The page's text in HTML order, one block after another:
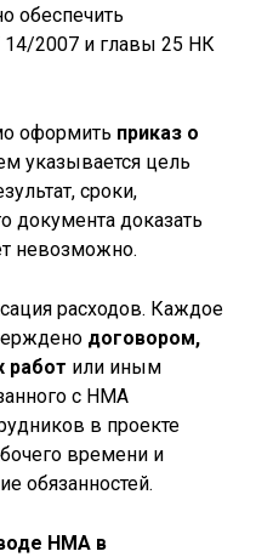
обеспечить
2007 и главы 25 НК
оформить приказ о
указывается цель
сроки,
документа доказать
невозможно.
расходов. Каждое
договором,
работ или иным
с НМА
в проекте
времени и
обязанностей.
НМА в